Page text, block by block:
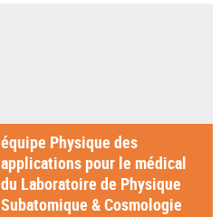
équipe Physique des
applications pour le médical
du Laboratoire de Physique
Subatomique & Cosmologie